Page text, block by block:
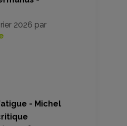
2026 par
- Michel